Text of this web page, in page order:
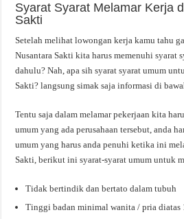
Syarat Syarat Melamar Kerja
Sakti
Setelah melihat lowongan kerja kamu tahu
Nusantara Sakti kita harus memenuhi syarat
dahulu? Nah, apa sih syarat syarat umum
Sakti? langsung simak saja informasi di
Tentu saja dalam melamar pekerjaan kita
umum yang ada perusahaan tersebut, anda
umum yang harus anda penuhi ketika ini
Sakti, berikut ini syarat-syarat umum untuk
Tidak bertindik dan bertato dalam tubuh
Tinggi badan minimal wanita / pria diatas